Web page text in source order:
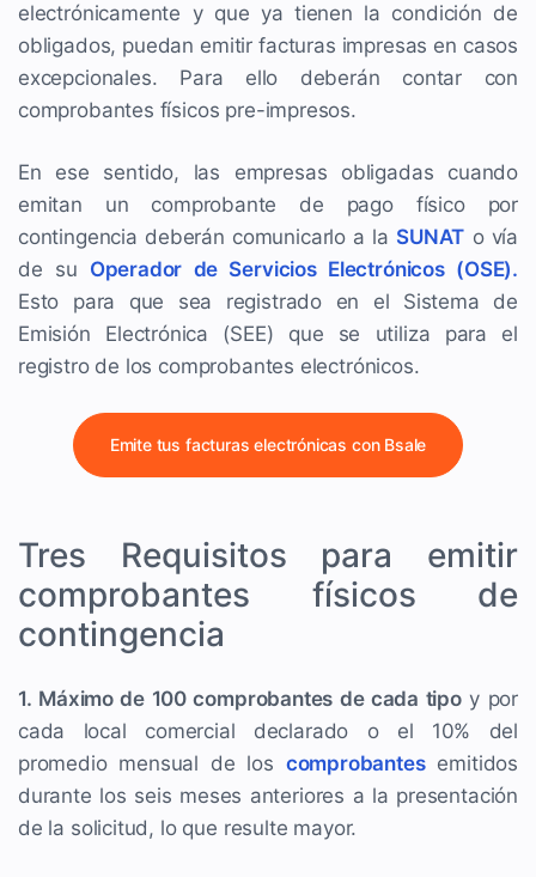
electrónicamente y que ya tienen la condición de
obligados, puedan emitir facturas impresas en casos
excepcionales. Para ello deberán contar con
comprobantes físicos pre-impresos.
En ese sentido, las empresas obligadas cuando
emitan un comprobante de pago físico por
contingencia deberán comunicarlo a la SUNAT o vía
de su Operador de Servicios Electrónicos (OSE).
Esto para que sea registrado en el Sistema de
Emisión Electrónica (SEE) que se utiliza para el
registro de los comprobantes electrónicos.
Emite tus facturas electrónicas con Bsale
Tres Requisitos para emitir
comprobantes físicos de
contingencia
1. Máximo de 100 comprobantes de cada tipoy por
cada local comercial declarado o el 10% del
promedio mensual de los comprobantesemitidos
durante los seis meses anteriores a la presentación
de la solicitud, lo que resulte mayor.